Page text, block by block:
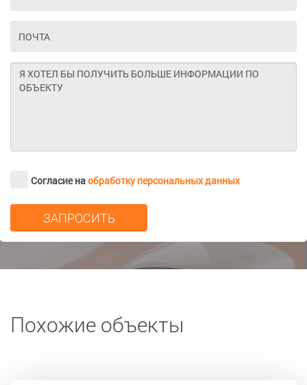
Согласие наобработку персональных данных
Похожие объекты